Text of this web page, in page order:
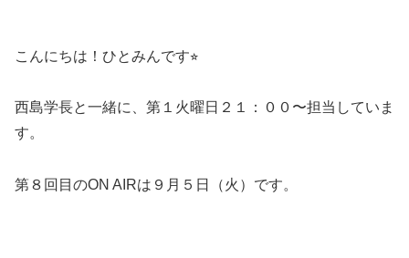
こんにちは！ひとみんです⭐︎
西島学長と一緒に、第１火曜日２１：００〜担当していま
す。
第８回目のON AIRは９月５日（火）です。